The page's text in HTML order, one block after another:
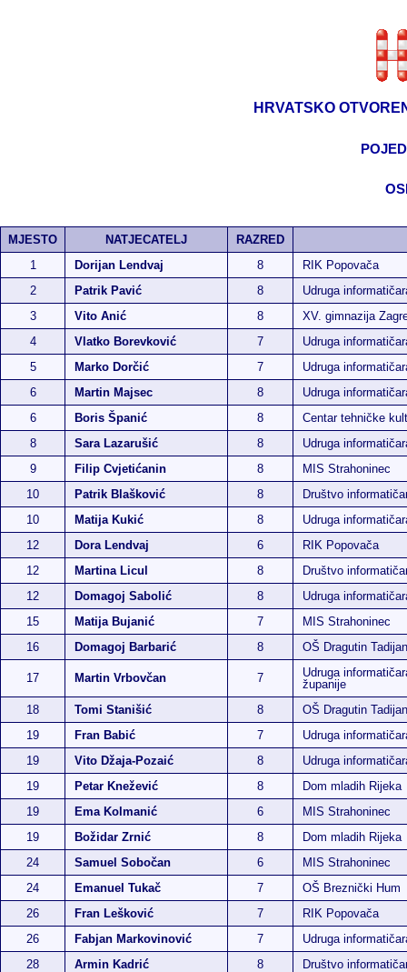
HRVATSKO
MJESTO NATJECATELJ
RAZRED
1
Dorijan Lendvaj 8
RIK Popovača
2
Patrik Pavić 8
Udruga
3
Vito Anić 8
XV. gimnazija
4
Vlatko Borevković 7
Udruga
5
Marko Dorčić 7
Udruga
6
Martin Majsec 8
Udruga
6
Boris Španić 8
Centar tehničke
8
Sara Lazarušić 8
Udruga
9
Filip Cvjetićanin 8
MIS Strahoninec
10
Patrik Blašković 8
Društvo
10
Matija Kukić 8
Udruga
12
Dora Lendvaj 6
RIK Popovača
12
Martina Licul 8
Društvo
12
Domagoj Sabolić 8
Udruga
15
Matija Bujanić 7
MIS Strahoninec
16
Domagoj Barbarić 8 OŠ Dragutin
17 Martin Vrbovčan 7
Udruga
županije
18
Tomi Stanišić 8
OŠ Dragutin
19
Fran Babić 7
Udruga
19
Vito Džaja-Pozaić 8
Udruga
19
Petar Knežević 8
Dom mladih Rijeka
19
Ema Kolmanić 6
MIS Strahoninec
19
Božidar Zrnić 8
Dom mladih Rijeka
24
Samuel Sobočan 6
MIS Strahoninec
24
Emanuel Tukač 7
OŠ Breznički Hum
26
Fran Lešković 7
RIK Popovača
26
Fabjan Markovinović 7
Udruga
28
Armin Kadrić 8
Društvo